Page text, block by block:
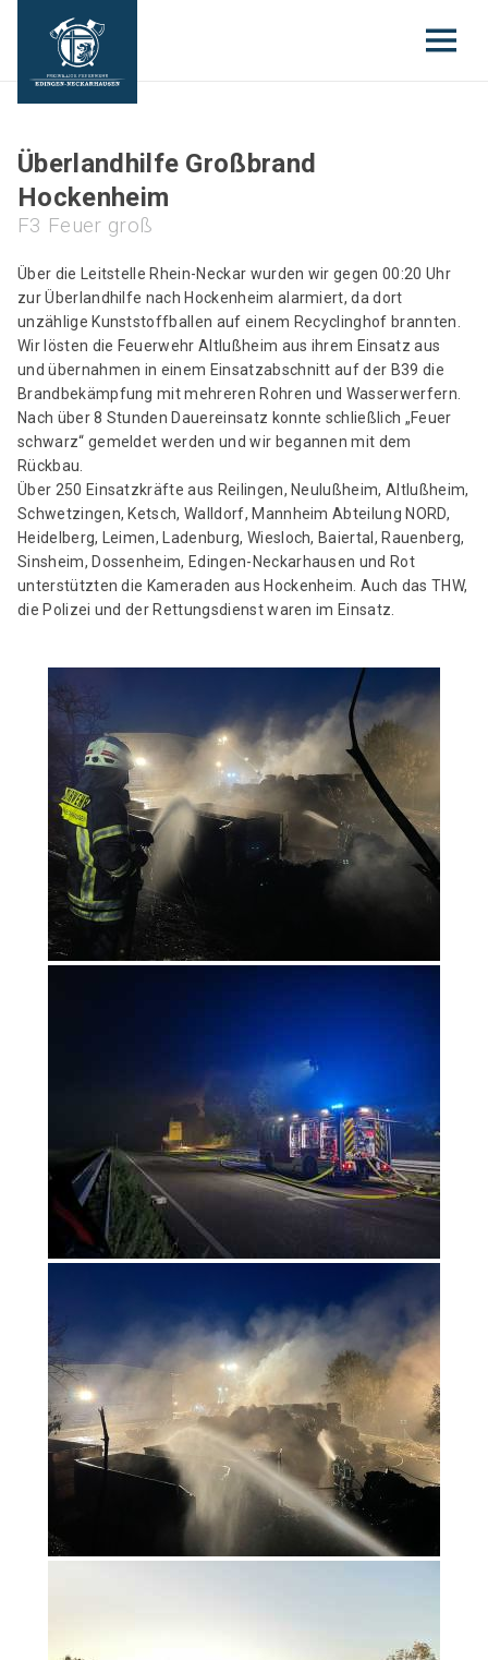
Überlandhilfe Großbrand
Hockenheim
F3 Feuer groß
Über die Leitstelle Rhein-Neckar wurden wir gegen 00:20 Uhr
zur Überlandhilfe nach Hockenheim alarmiert, da dort
unzählige Kunststoffballen auf einem Recyclinghof brannten.
Wir lösten die Feuerwehr Altlußheim aus ihrem Einsatz aus
und übernahmen in einem Einsatzabschnitt auf der B39 die
Brandbekämpfung mit mehreren Rohren und Wasserwerfern.
Nach über 8 Stunden Dauereinsatz konnte schließlich „Feuer
schwarz“ gemeldet werden und wir begannen mit dem
Rückbau.
Über 250 Einsatzkräfte aus Reilingen, Neulußheim, Altlußheim,
Schwetzingen, Ketsch, Walldorf, Mannheim Abteilung NORD,
Heidelberg, Leimen, Ladenburg, Wiesloch, Baiertal, Rauenberg,
Sinsheim, Dossenheim, Edingen-Neckarhausen und Rot
unterstützten die Kameraden aus Hockenheim. Auch das THW,
die Polizei und der Rettungsdienst waren im Einsatz.